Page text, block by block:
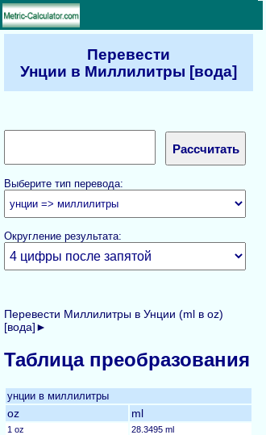
Перевести
Унции в Миллилитры [вода]
Выберите тип перевода:
Округление результата:
Перевести Миллилитры в Унции (ml в oz)
[вода]►
Таблица преобразования
унции в миллилитры
oz ml
1 oz
28.3495 ml